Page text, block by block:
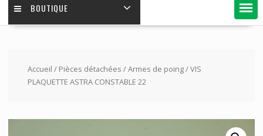
BOUTIQUE
Accueil / Pièces détachées /Armes de poing/ VIS
PLAQUETTE ASTRA CONSTABLE 22